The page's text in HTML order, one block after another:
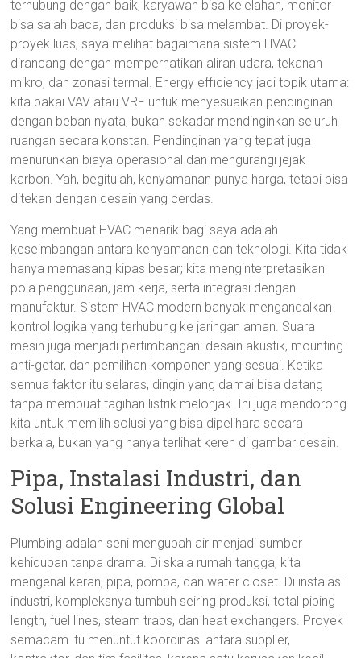
terhubung dengan baik, karyawan bisa kelelahan, monitor
bisa salah baca, dan produksi bisa melambat. Di proyek-
proyek luas, saya melihat bagaimana sistem HVAC
dirancang dengan memperhatikan aliran udara, tekanan
mikro, dan zonasi termal. Energy efficiency jadi topik utama:
kita pakai VAV atau VRF untuk menyesuaikan pendinginan
dengan beban nyata, bukan sekadar mendinginkan seluruh
ruangan secara konstan. Pendinginan yang tepat juga
menurunkan biaya operasional dan mengurangi jejak
karbon. Yah, begitulah, kenyamanan punya harga, tetapi bisa
ditekan dengan desain yang cerdas.
Yang membuat HVAC menarik bagi saya adalah
keseimbangan antara kenyamanan dan teknologi. Kita tidak
hanya memasang kipas besar; kita menginterpretasikan
pola penggunaan, jam kerja, serta integrasi dengan
manufaktur. Sistem HVAC modern banyak mengandalkan
kontrol logika yang terhubung ke jaringan aman. Suara
mesin juga menjadi pertimbangan: desain akustik, mounting
anti-getar, dan pemilihan komponen yang sesuai. Ketika
semua faktor itu selaras, dingin yang damai bisa datang
tanpa membuat tagihan listrik melonjak. Ini juga mendorong
kita untuk memilih solusi yang bisa dipelihara secara
berkala, bukan yang hanya terlihat keren di gambar desain.
Pipa, Instalasi Industri, dan
Solusi Engineering Global
Plumbing adalah seni mengubah air menjadi sumber
kehidupan tanpa drama. Di skala rumah tangga, kita
mengenal keran, pipa, pompa, dan water closet. Di instalasi
industri, kompleksnya tumbuh seiring produksi, total piping
length, fuel lines, steam traps, dan heat exchangers. Proyek
semacam itu menuntut koordinasi antara supplier,